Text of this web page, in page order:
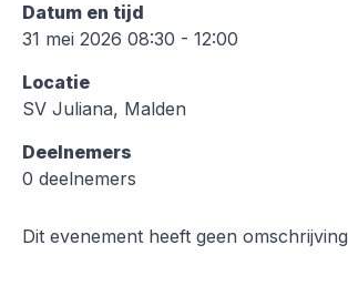
Datum en tijd
31 mei 2026 08:30 - 12:00
Locatie
SV Juliana, Malden
Deelnemers
0 deelnemers
Dit evenement heeft geen omschrijving